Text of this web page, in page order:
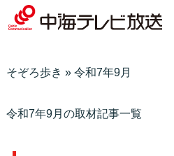
そぞろ歩き » 令和7年9月
令和7年9月の取材記事一覧